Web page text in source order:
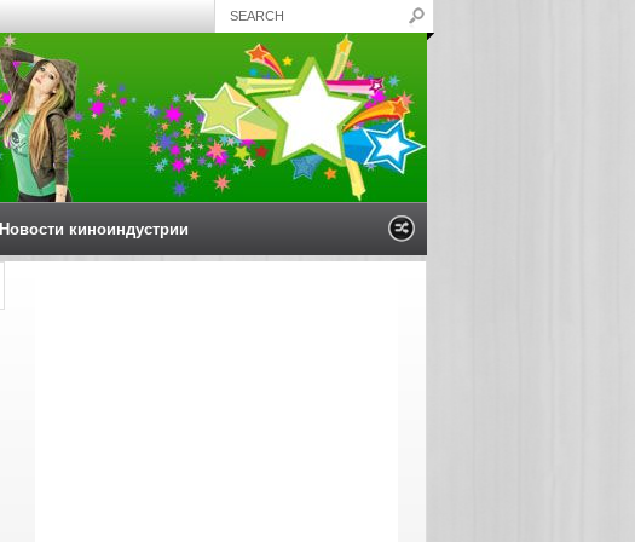
Новости киноиндустрии